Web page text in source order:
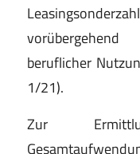
beruflicher
1/21).
Zur